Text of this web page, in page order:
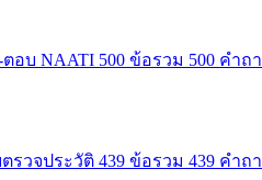
อบ NAATI 500 ข้อรวม 500 คำถ
รวจประวัติ 439 ข้อรวม 439 คำถ